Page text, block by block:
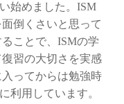
始めました。ISM
倒くさいと思って
ことで、ISMの学
習の大切さを実感
ってからは勉強時
利用しています。